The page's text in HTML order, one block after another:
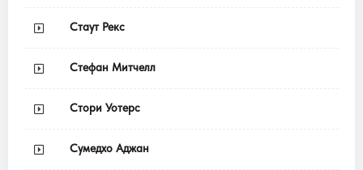
Стаут Рекс
Стефан Митчелл
Стори Уотерс
Сумедхо Аджан